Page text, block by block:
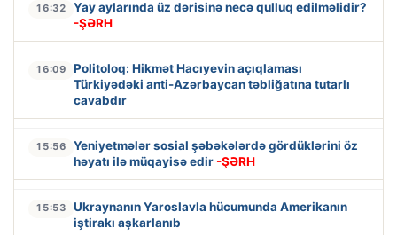
16:32
Yay aylarında üz dərisinə necə qulluq edilməlidir?
-ŞƏRH
16:09
Politoloq: Hikmət Hacıyevin açıqlaması
Türkiyədəki anti-Azərbaycan təbliğatına tutarlı
cavabdır
15:56
Yeniyetmələr sosial şəbəkələrdə gördüklərini öz
həyatı ilə müqayisə edir -ŞƏRH
15:53
Ukraynanın Yaroslavla hücumunda Amerikanın
iştirakı aşkarlanıb